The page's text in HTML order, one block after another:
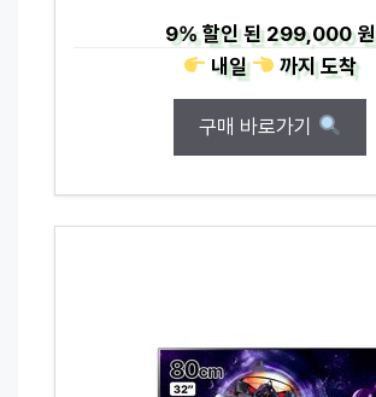
9%할인 된299,000 원
내일
까지도착
구매 바로가기